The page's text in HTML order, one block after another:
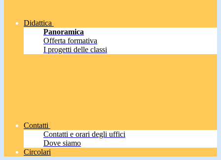
Didattica
Panoramica
Offerta formativa
I progetti delle classi
Contatti
Contatti e orari degli uffici
Dove siamo
Circolari